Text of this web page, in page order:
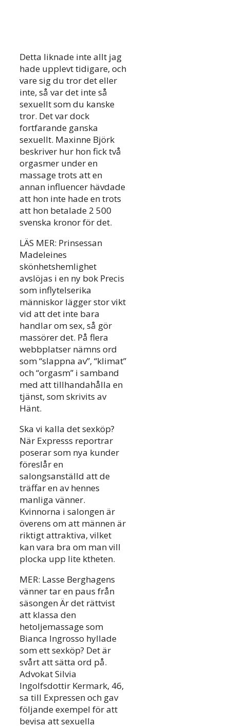
Detta liknade inte allt jag
hade upplevt tidigare, och
vare sig du tror det eller
inte, så var det inte så
sexuellt som du kanske
tror. Det var dock
fortfarande ganska
sexuellt. Maxinne Björk
beskriver hur hon fick två
orgasmer under en
massage trots att en
annan influencer hävdade
att hon inte hade en trots
att hon betalade 2 500
svenska kronor för det.
LÄS MER: Prinsessan
Madeleines
skönhetshemlighet
avslöjas i en ny bok Precis
som inflytelserika
människor lägger stor vikt
vid att det inte bara
handlar om sex, så gör
massörer det. På flera
webbplatser nämns ord
som “slappna av”, “klimat”
och “orgasm” i samband
med att tillhandahålla en
tjänst, som skrivits av
Hänt.
Ska vi kalla det sexköp?
När Expresss reportrar
poserar som nya kunder
föreslår en
salongsanställd att de
träffar en av hennes
manliga vänner.
Kvinnorna i salongen är
överens om att männen är
riktigt attraktiva, vilket
kan vara bra om man vill
plocka upp lite ktheten.
MER: Lasse Berghagens
vänner tar en paus från
säsongen Är det rättvist
att klassa den
hetoljemassage som
Bianca Ingrosso hyllade
som ett sexköp? Det är
svårt att sätta ord på.
Advokat Silvia
Ingolfsdottir Kermark, 46,
sa till Expressen och gav
följande exempel för att
bevisa att sexuella